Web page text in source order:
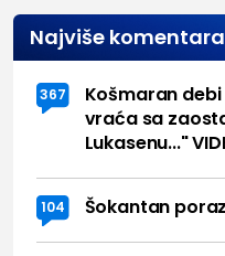
Najviše komentara
367
Košmaran
vraća sa
Lukasenu..."
104 Šokantan